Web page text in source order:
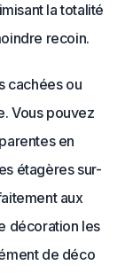
la totalité
recoin.
cachées ou
Vous pouvez
en
étagères sur-
aux
décoration les
de déco